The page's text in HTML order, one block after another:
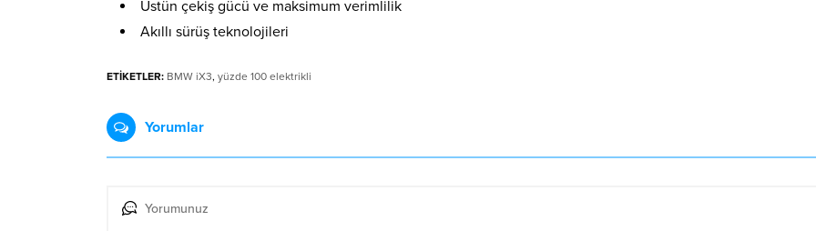
Üstün çekiş gücü ve maksimum verimlilik
Akıllı sürüş teknolojileri
ETİKETLER: BMW iX3, yüzde 100 elektrikli
Yorumlar